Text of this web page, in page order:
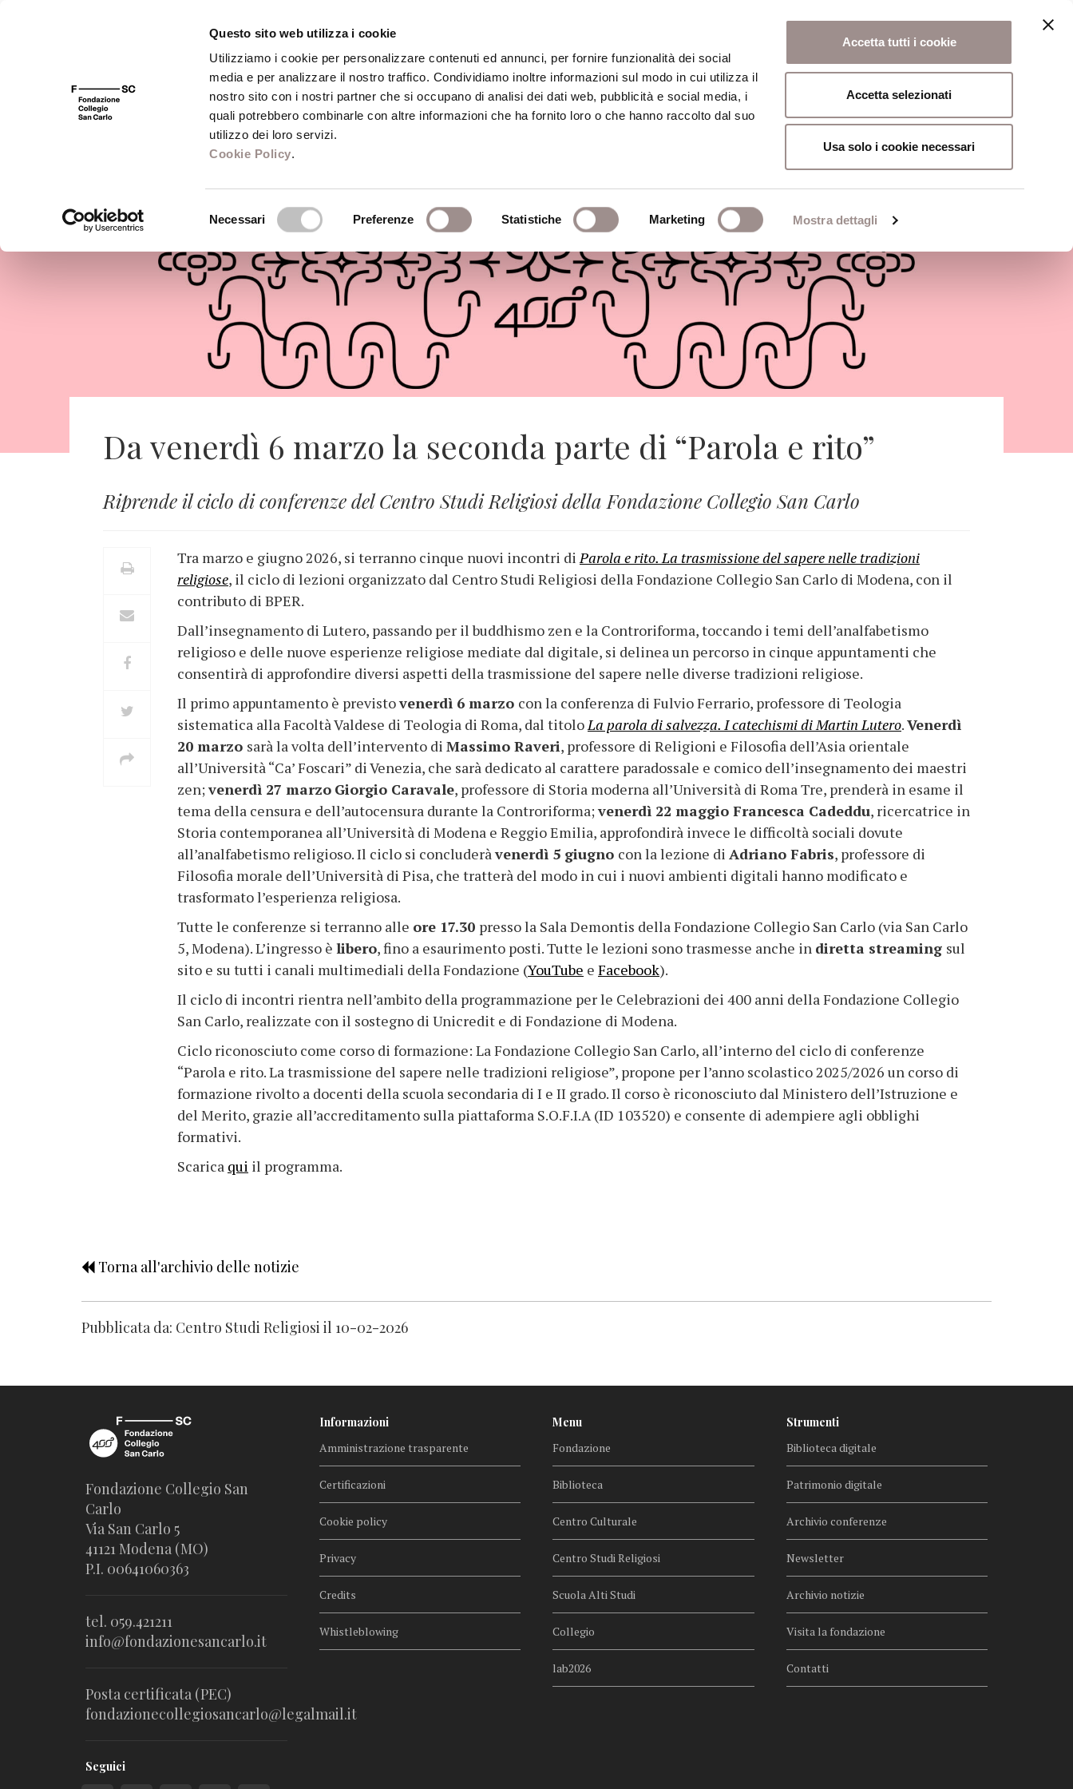
Questo sito web utilizza i cookie
Utilizziamo i cookie per personalizzare contenuti ed annunci, per fornire funzionalità dei social
media e per analizzare il nostro traffico. Condividiamo inoltre informazioni sul modo in cui utilizza il
nostro sito con i nostri partner che si occupano di analisi dei dati web, pubblicità e social media, i
quali potrebbero combinarle con altre informazioni che ha fornito loro o che hanno raccolto dal suo
utilizzo dei loro servizi.
Cookie Policy.
Necessari Preferenze Statistiche Marketing Mostra dettagli
Accetta tutti i cookie
Accetta selezionati
Usa solo i cookie necessari
FSC 400 Fondazione Biblioteca Centro Culturale Centro Studi Religiosi Scuola Alti Studi
Da venerdì 6 marzo la seconda parte di “Parola e rito”
Riprende il ciclo di conferenze del Centro Studi Religiosi della Fondazione Collegio San Carlo
Tra marzo e giugno 2026, si terranno cinque nuovi incontri diParola e rito. La trasmissione del sapere nelle tradizioni
religiose, il ciclo di lezioni organizzato dal Centro Studi Religiosi della Fondazione Collegio San Carlo di Modena, con il
contributo di BPER.
Dall’insegnamento di Lutero, passando per il buddhismo zen e la Controriforma, toccando i temi dell’analfabetismo
religioso e delle nuove esperienze religiose mediate dal digitale, si delinea un percorso in cinque appuntamenti che
consentirà di approfondire diversi aspetti della trasmissione del sapere nelle diverse tradizioni religiose.
Il primo appuntamento è previstovenerdì 6 marzo con la conferenza di Fulvio Ferrario, professore di Teologia
sistematica alla Facoltà Valdese di Teologia di Roma, dal titoloLa parola di salvezza. I catechismi di Martin Lutero.Venerdì
20 marzo sarà la volta dell’intervento di Massimo Raveri, professore di Religioni e Filosofia dell’Asia orientale
all’Università “Ca’ Foscari” di Venezia, che sarà dedicato al carattere paradossale e comico dell’insegnamento dei maestri
zen;venerdì 27 marzo Giorgio Caravale, professore di Storia moderna all’Università di Roma Tre, prenderà in esame il
tema della censura e dell’autocensura durante la Controriforma;venerdì 22 maggio Francesca Cadeddu, ricercatrice in
Storia contemporanea all’Università di Modena e Reggio Emilia, approfondirà invece le difficoltà sociali dovute
all’analfabetismo religioso. Il ciclo si concluderàvenerdì 5 giugno con la lezione di Adriano Fabris, professore di
Filosofia morale dell’Università di Pisa, che tratterà del modo in cui i nuovi ambienti digitali hanno modificato e
trasformato l’esperienza religiosa.
Tutte le conferenze si terranno alle ore 17.30 presso la Sala Demontis della Fondazione Collegio San Carlo (via San Carlo
5, Modena). L’ingresso è libero, fino a esaurimento posti. Tutte le lezioni sono trasmesse anche in diretta streaming sul
sito e su tutti i canali multimediali della Fondazione (YouTube e Facebook).
Il ciclo di incontri rientra nell’ambito della programmazione per le Celebrazioni dei 400 anni della Fondazione Collegio
San Carlo, realizzate con il sostegno di Unicredit e di Fondazione di Modena.
Ciclo riconosciuto come corso di formazione: La Fondazione Collegio San Carlo, all’interno del ciclo di conferenze
“Parola e rito. La trasmissione del sapere nelle tradizioni religiose”, propone per l’anno scolastico 2025/2026 un corso di
formazione rivolto a docenti della scuola secondaria di I e II grado. Il corso è riconosciuto dal Ministero dell’Istruzione e
del Merito, grazie all’accreditamento sulla piattaforma S.O.F.I.A (ID 103520) e consente di adempiere agli obblighi
formativi.
Scarica qui il programma.
Torna all'archivio delle notizie
Pubblicata da: Centro Studi Religiosi il 10-02-2026
Fondazione Collegio San
Carlo
Via San Carlo 5
41121 Modena (MO)
P.I. 00641060363
tel. 059.421211
info@fondazionesancarlo.it
Posta certificata (PEC)
fondazionecollegiosancarlo@legalmail.it
Seguici
Informazioni
Amministrazione trasparente
Certificazioni
Cookie policy
Privacy
Credits
Whistleblowing
Menu
Fondazione
Biblioteca
Centro Culturale
Centro Studi Religiosi
Scuola Alti Studi
Collegio
lab2026
Strumenti
Biblioteca digitale
Patrimonio digitale
Archivio conferenze
Newsletter
Archivio notizie
Visita la fondazione
Contatti